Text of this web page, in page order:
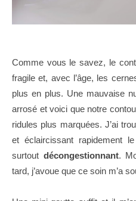
Comme vous le savez, le
fragile et, avec l’âge, les
plus en plus. Une mauvaise
arrosé et voici que notre
ridules plus marquées. J’ai
et éclaircissant rapidement
surtout décongestionnant.
tard, j’avoue que ce soin m’a